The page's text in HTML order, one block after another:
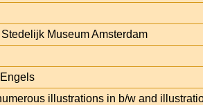
Museum Amsterdam
illustrations in b/w and